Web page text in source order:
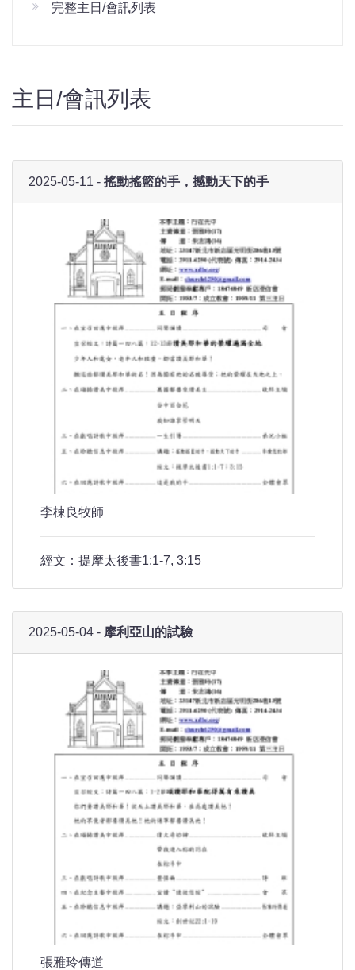
完整主日/會訊列表
主日/會訊列表
2025-05-11 - 搖動搖籃的手，撼動天下的手
李棟良牧師
經文：提摩太後書1:1-7, 3:15
2025-05-04 - 摩利亞山的試驗
張雅玲傳道